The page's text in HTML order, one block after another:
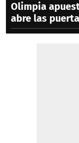
Olimpia
abre las